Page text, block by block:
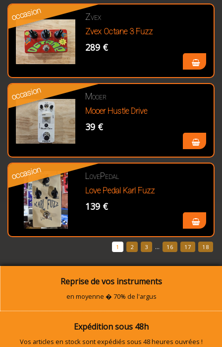
occasion Zvex
Zvex Octane 3 Fuzz
289 €
occasion Mooer
Mooer Hustle Drive
39 €
occasion LovePedal
Love Pedal Karl Fuzz
139 €
1 2 3 ... 16 17 18
Reprise de vos instruments
en moyenne � 70% de l'argus
Expédition sous 48h
Vos articles en stock sont expédiés sous 48 heures ouvrées !